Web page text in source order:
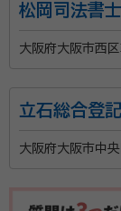
松岡司法書
大阪府大阪市西
立石総合登
大阪府大阪市中